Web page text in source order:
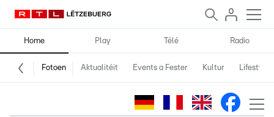
Home Play Télé Radio
Fotoen Aktualitéit Events a Fester Kultur Lifestyle